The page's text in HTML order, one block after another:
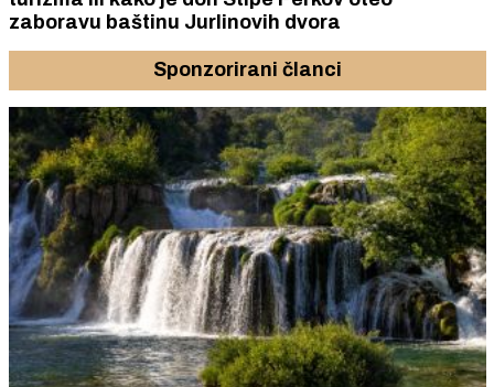
zaboravu baštinu Jurlinovih dvora
Sponzorirani članci